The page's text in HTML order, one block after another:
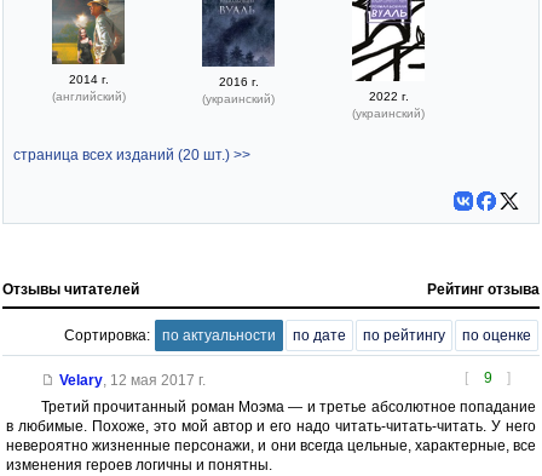
2014 г.
(английский)
2016 г.
(украинский)
2022 г.
(украинский)
страница всех изданий (20 шт.) >>
Отзывы читателей Рейтинг отзыва
Сортировка: по актуальности по дате по рейтингу по оценке
[ 9 ]
Velary, 12 мая 2017 г.
Третий прочитанный роман Моэма — и третье абсолютное попадание
в любимые. Похоже, это мой автор и его надо читать-читать-читать. У него
невероятно жизненные персонажи, и они всегда цельные, характерные, все
изменения героев логичны и понятны.